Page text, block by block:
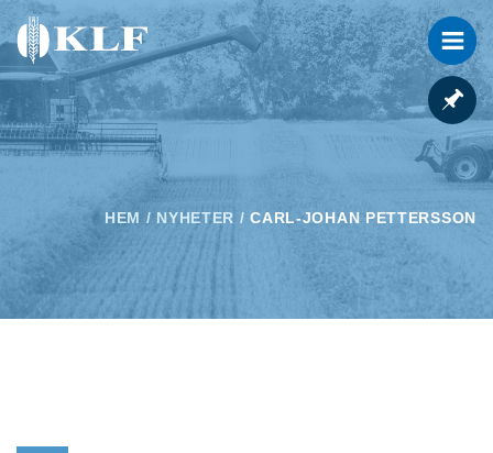
HEM / NYHETER /CARL-JOHAN PETTERSSON